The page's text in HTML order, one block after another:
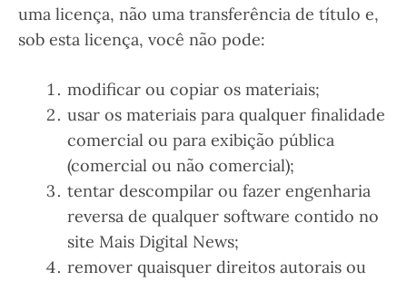
uma licença, não uma transferência de título e,
sob esta licença, você não pode:
modificar ou copiar os materiais;
usar os materiais para qualquer finalidade
comercial ou para exibição pública
(comercial ou não comercial);
tentar descompilar ou fazer engenharia
reversa de qualquer software contido no
site Mais Digital News;
remover quaisquer direitos autorais ou